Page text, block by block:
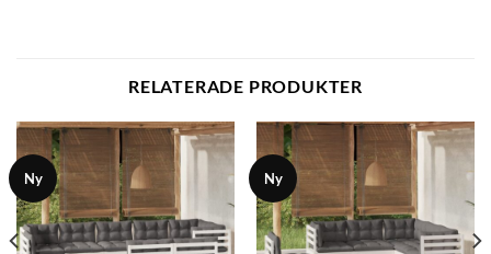
RELATERADE PRODUKTER
Ny Ny